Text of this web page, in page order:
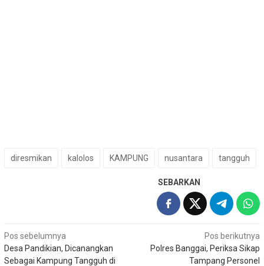
diresmikan kalolos KAMPUNG nusantara tangguh
SEBARKAN
Navigasi
pos
Pos sebelumnya
Desa Pandikian, Dicanangkan
Sebagai Kampung Tangguh di
Pos berikutnya
Polres Banggai, Periksa Sikap
Tampang Personel